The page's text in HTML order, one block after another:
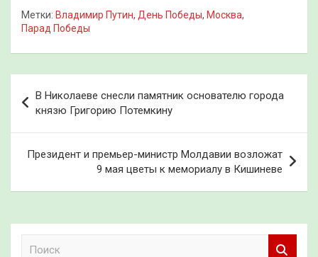
Метки: Владимир Путин, День Победы, Москва,
Парад Победы
по
записям
В Николаеве снесли памятник основателю города
князю Григорию Потемкину
Президент и премьер-министр Молдавии возложат
9 мая цветы к мемориалу в Кишиневе